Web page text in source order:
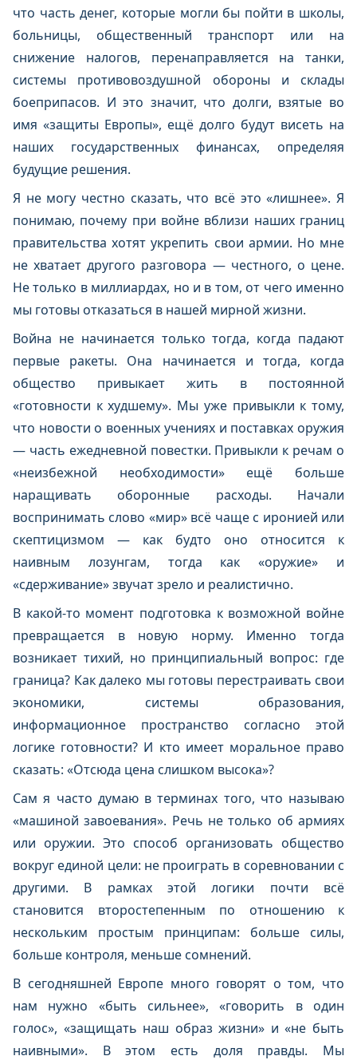
что часть денег, которые могли бы пойти в школы,
больницы, общественный транспорт или на
снижение налогов, перенаправляется на танки,
системы противовоздушной обороны и склады
боеприпасов. И это значит, что долги, взятые во
имя «защиты Европы», ещё долго будут висеть на
наших государственных финансах, определяя
будущие решения.
Я не могу честно сказать, что всё это «лишнее». Я
понимаю, почему при войне вблизи наших границ
правительства хотят укрепить свои армии. Но мне
не хватает другого разговора — честного, о цене.
Не только в миллиардах, но и в том, от чего именно
мы готовы отказаться в нашей мирной жизни.
Война не начинается только тогда, когда падают
первые ракеты. Она начинается и тогда, когда
общество привыкает жить в постоянной
«готовности к худшему». Мы уже привыкли к тому,
что новости о военных учениях и поставках оружия
— часть ежедневной повестки. Привыкли к речам о
«неизбежной необходимости» ещё больше
наращивать оборонные расходы. Начали
воспринимать слово «мир» всё чаще с иронией или
скептицизмом — как будто оно относится к
наивным лозунгам, тогда как «оружие» и
«сдерживание» звучат зрело и реалистично.
В какой-то момент подготовка к возможной войне
превращается в новую норму. Именно тогда
возникает тихий, но принципиальный вопрос: где
граница? Как далеко мы готовы перестраивать свои
экономики, системы образования,
информационное пространство согласно этой
логике готовности? И кто имеет моральное право
сказать: «Отсюда цена слишком высока»?
Сам я часто думаю в терминах того, что называю
«машиной завоевания». Речь не только об армиях
или оружии. Это способ организовать общество
вокруг единой цели: не проиграть в соревновании с
другими. В рамках этой логики почти всё
становится второстепенным по отношению к
нескольким простым принципам: больше силы,
больше контроля, меньше сомнений.
В сегодняшней Европе много говорят о том, что
нам нужно «быть сильнее», «говорить в один
голос», «защищать наш образ жизни» и «не быть
наивными». В этом есть доля правды. Мы